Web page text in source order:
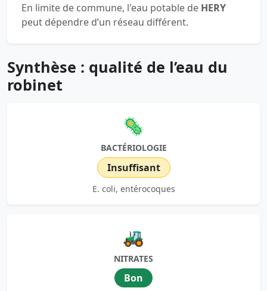
En limite de commune, l'eau potable de HERY
peut dépendre d’un réseau différent.
Synthèse : qualité de l’eau du
robinet
🦠
BACTÉRIOLOGIE
Insuffisant
E. coli, entérocoques
🚜
NITRATES
Bon